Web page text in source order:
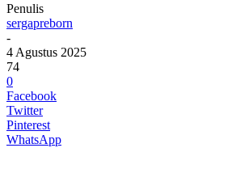
Penulis
sergapreborn
-
4 Agustus 2025
74
0
Facebook
Twitter
Pinterest
WhatsApp